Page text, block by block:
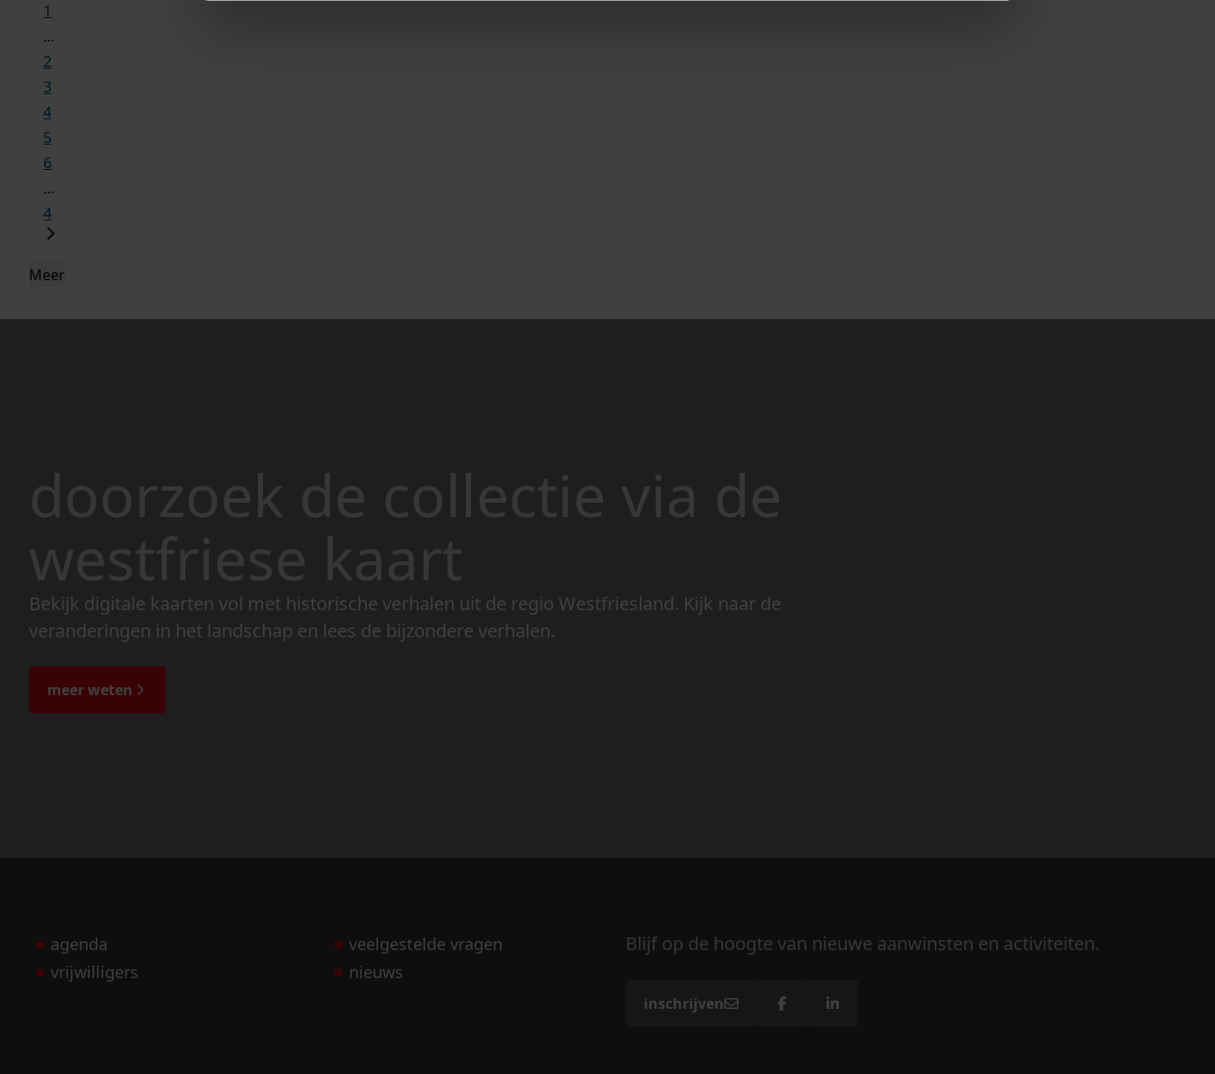
1
...
2
3
4
5
6
...
4
Meer
doorzoek de collectie via de
westfriese kaart
Bekijk digitale kaarten vol met historische verhalen uit de regio Westfriesland. Kijk naar de
veranderingen in het landschap en lees de bijzondere verhalen.
meer weten
agenda
vrijwilligers
veelgestelde vragen
nieuws
Blijf op de hoogte van nieuwe aanwinsten en activiteiten.
inschrijven